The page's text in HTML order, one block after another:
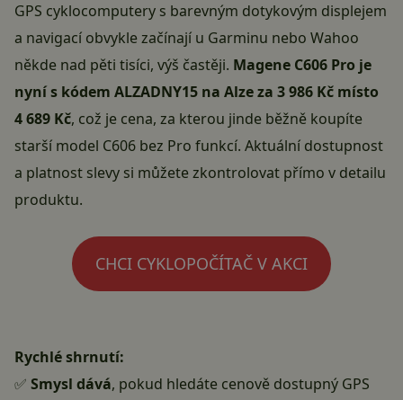
GPS cyklocomputery s barevným dotykovým displejem
a navigací obvykle začínají u Garminu nebo Wahoo
někde nad pěti tisíci, výš častěji. Magene C606 Pro je
nyní s kódem ALZADNY15 na Alze za 3 986 Kč místo
4 689 Kč, což je cena, za kterou jinde běžně koupíte
starší model C606 bez Pro funkcí. Aktuální dostupnost
a platnost slevy si můžete zkontrolovat přímo v detailu
produktu.
CHCI CYKLOPOČÍTAČ V AKCI
Rychlé shrnutí:
✅ Smysl dává, pokud hledáte cenově dostupný GPS